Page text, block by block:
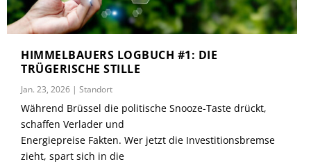
HIMMELBAUERS LOGBUCH #1: DIE
TRÜGERISCHE STILLE
Jan. 23, 2026 |Standort
Während Brüssel die politische Snooze-Taste drückt,
schaffen Verlader und
Energiepreise Fakten. Wer jetzt die Investitionsbremse
zieht, spart sich in die